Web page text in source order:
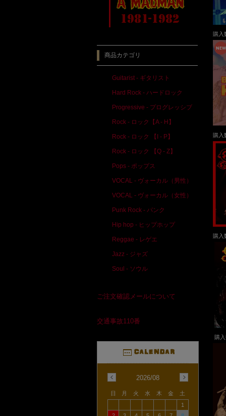
購
購
購
購
商品カテゴリ
Guitarist - ギタリスト
Hard Rock - ハードロック
Progressive - プログレッシブ
Rock - ロック【A - H】
Rock - ロック 【I - P】
Rock - ロック 【Q - Z】
Pops - ポップス
VOCAL - ヴォーカル（男性）
VOCAL - ヴォーカル（女性）
Punk Rock - パンク
Hip hop - ヒップホップ
Reggae - レゲエ
Jazz - ジャズ
Soul - ソウル
ご注文確認メールについて
交通事故110番
2026/08
日 月 火 水 木 金
土
1